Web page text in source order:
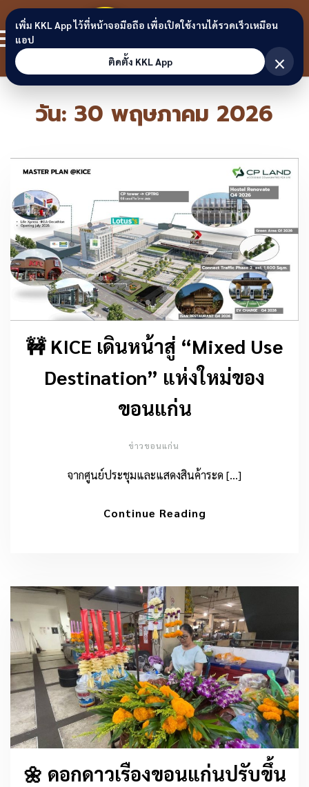
Skip to content
ขอนแก่น
ลิงก์
วัน: 30 พฤษภาคม 2026
🚧 KICE เดินหน้าสู่ “Mixed Use
Destination” แห่งใหม่ของ
ขอนแก่น
ข่าวขอนแก่น
จากศูนย์ประชุมและแสดงสินค้าระด […]
Continue Reading
🌼 ดอกดาวเรืองขอนแก่นปรับขึ้น
เพิ่ม KKL App ไว้ที่หน้าจอมือถือ เพื่อเปิดใช้งานได้รวดเร็วเหมือน
แอป
ติดตั้ง KKL App
×